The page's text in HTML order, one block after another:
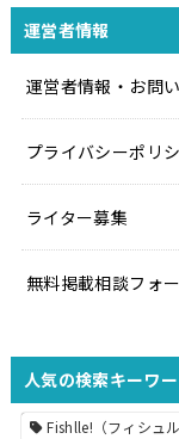
運営者情報
運営者情報・お問
プライバシーポリ
ライター募集
無料掲載相談フォ
人気の検索キーワ
Fishlle!（フィシュル